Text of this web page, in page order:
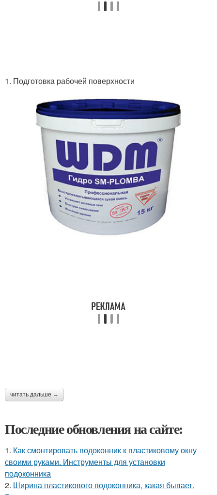
1. Подготовка рабочей поверхности
читать дальше →
Последние обновления на сайте:
1. Как смонтировать подоконник к пластиковому окну
своими руками. Инструменты для установки
подоконника
2. Ширина пластикового подоконника, какая бывает.